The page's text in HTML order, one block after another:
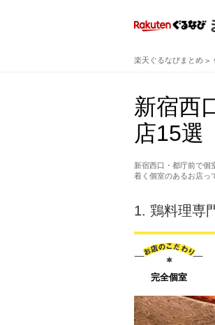
楽天ぐるなびまとめ
新宿西
店15選
新宿西口・都庁前で個
着く個室のあるお店っ
1. 鶏料理専
完全個室